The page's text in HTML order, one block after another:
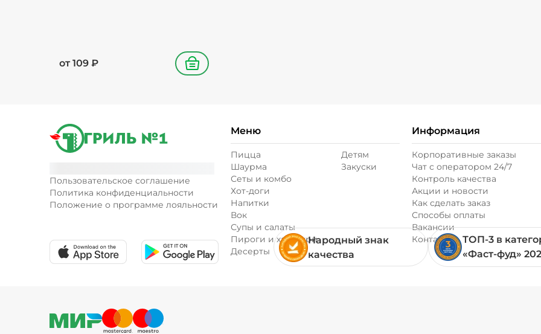
от 109 ₽ В корзину
Пользовательское соглашение
Политика конфиденциальности
Положение о программе лояльности
Меню
Пицца
Шаурма
Сеты и комбо
Хот-доги
Напитки
Вок
Супы и салаты
Пироги и хачапури
Десерты
Детям
Закуски
Информация
Корпоративные заказы
Чат с оператором 24/7
Контроль качества
Акции и новости
Как сделать заказ
Способы оплаты
Вакансии
Контакты
Народный знак
качества
ТОП-3 в
«Фаст-фуд»